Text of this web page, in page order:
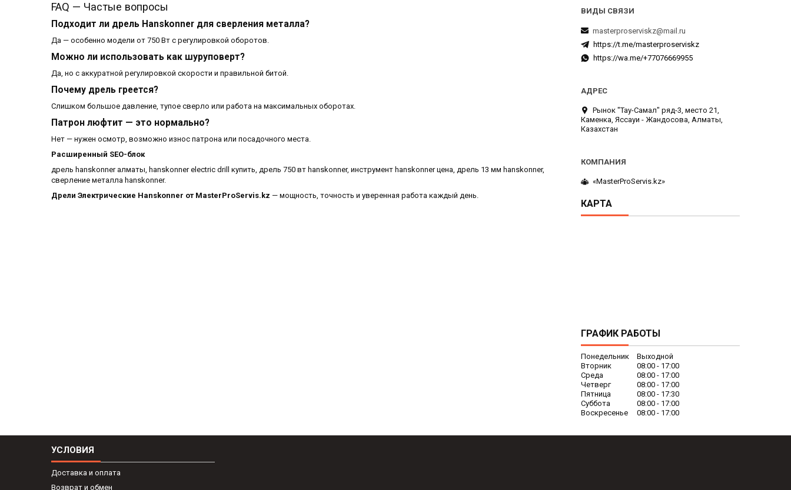
FAQ — Частые вопросы
Подходит ли дрель Hanskonner для сверления металла?
Да — особенно модели от 750 Вт с регулировкой оборотов.
Можно ли использовать как шуруповерт?
Да, но с аккуратной регулировкой скорости и правильной битой.
Почему дрель греется?
Слишком большое давление, тупое сверло или работа на максимальных оборотах.
Патрон люфтит — это нормально?
Нет — нужен осмотр, возможно износ патрона или посадочного места.
Расширенный SEO-блок
дрель hanskonner алматы, hanskonner electric drill купить, дрель 750 вт hanskonner, инструмент hanskonner цена, дрель 13 мм hanskonner,
сверление металла hanskonner.
Дрели Электрические Hanskonner от MasterProServis.kz — мощность, точность и уверенная работа каждый день.
masterproserviskz@mail.ru
https://t.me/masterproserviskz
https://wa.me/+77076669955
Рынок "Тау-Самал" ряд-3, место 21,
Каменка, Яссауи - Жандосова, Алматы,
Казахстан
«MasterProServis.kz»
КАРТА
ГРАФИК РАБОТЫ
Понедельник
Выходной
Вторник
08:00
17:00
Среда
08:00
17:00
Четверг
08:00
17:00
Пятница
08:00
17:30
Суббота
08:00
17:00
Воскресенье
08:00 17:00
УСЛОВИЯ
Доставка и оплата
Возврат и обмен